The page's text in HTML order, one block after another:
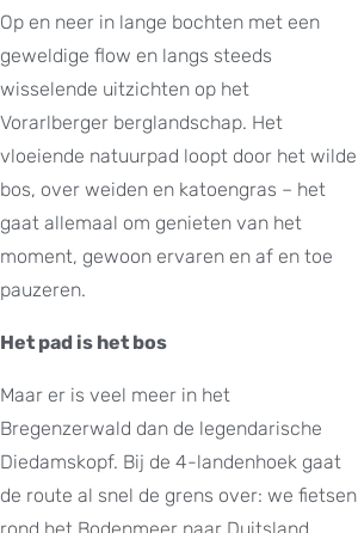
Op en neer in lange bochten met een
geweldige flow en langs steeds
wisselende uitzichten op het
Vorarlberger berglandschap. Het
vloeiende natuurpad loopt door het wilde
bos, over weiden en katoengras – het
gaat allemaal om genieten van het
moment, gewoon ervaren en af en toe
pauzeren.
Het pad is het bos
Maar er is veel meer in het
Bregenzerwald dan de legendarische
Diedamskopf. Bij de 4-landenhoek gaat
de route al snel de grens over: we fietsen